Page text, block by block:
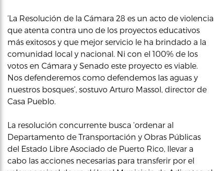
‘La Resolución de la Cámara 28 es un acto de violencia
que atenta contra uno de los proyectos educativos
más exitosos y que mejor servicio le ha brindado a la
comunidad local y nacional. Ni con el 100% de los
votos en Cámara y Senado este proyecto es viable.
Nos defenderemos como defendemos las aguas y
nuestros bosques’, sostuvo Arturo Massol, director de
Casa Pueblo.
La resolución concurrente busca ‘ordenar al
Departamento de Transportación y Obras Públicas
del Estado Libre Asociado de Puerto Rico, llevar a
cabo las acciones necesarias para transferir por el